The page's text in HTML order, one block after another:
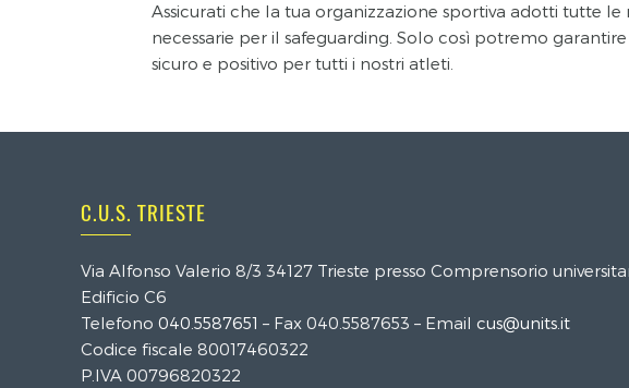
Assicurati che la tua organizzazione sportiva adotti tutte le
necessarie per il safeguarding. Solo così potremo
sicuro e positivo per tutti i nostri atleti.
C.U.S. TRIESTE
Via Alfonso Valerio 8/3 34127 Trieste presso Comprensorio
Edificio C6
Telefono040.5587651 – Fax 040.5587653 – Emailcus@units.it
Codice fiscale 80017460322
P.IVA 00796820322